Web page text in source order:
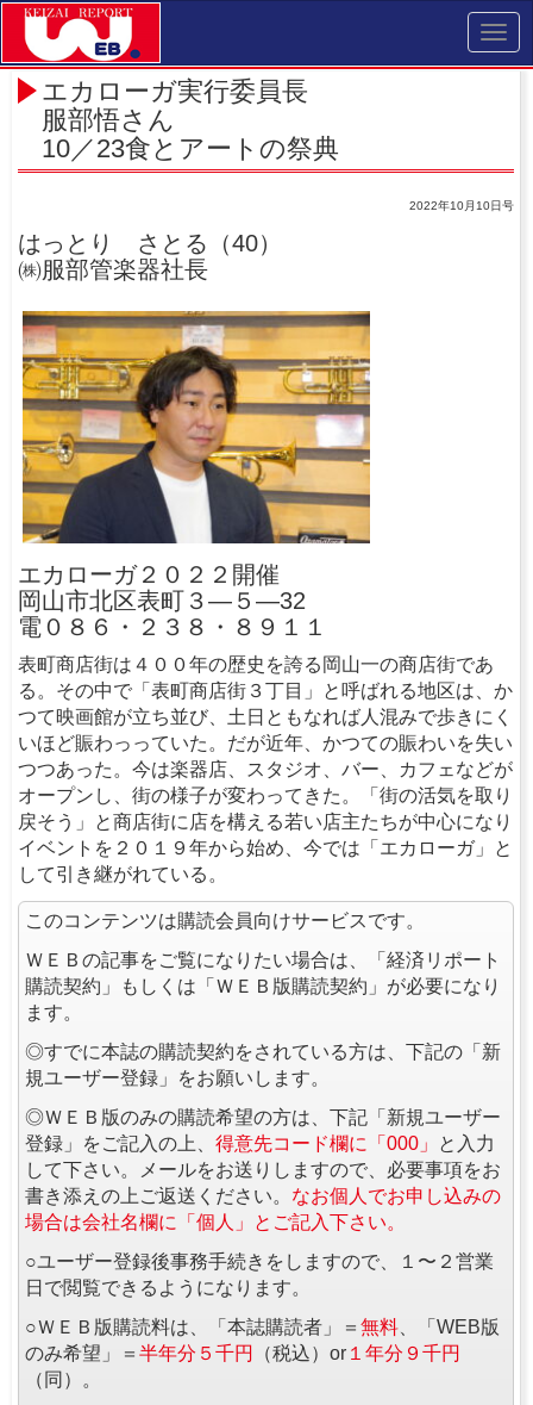
エカローガ実行委員長
服部悟さん
10／23食とアートの祭典
2022年10月10日号
はっとり さとる（40）
㈱服部管楽器社長
エカローガ２０２２開催
岡山市北区表町３―５―32
電０８６・２３８・８９１１
表町商店街は４００年の歴史を誇る岡山一の商店街であ
る。その中で「表町商店街３丁目」と呼ばれる地区は、か
つて映画館が立ち並び、土日ともなれば人混みで歩きにく
いほど賑わっっていた。だが近年、かつての賑わいを失い
つつあった。今は楽器店、スタジオ、バー、カフェなどが
オープンし、街の様子が変わってきた。「街の活気を取り
戻そう」と商店街に店を構える若い店主たちが中心になり
イベントを２０１９年から始め、今では「エカローガ」と
して引き継がれている。
このコンテンツは購読会員向けサービスです。
ＷＥＢの記事をご覧になりたい場合は、「経済リポート
購読契約」もしくは「ＷＥＢ版購読契約」が必要になり
ます。
◎すでに本誌の購読契約をされている方は、下記の「新
規ユーザー登録」をお願いします。
◎ＷＥＢ版のみの購読希望の方は、下記「新規ユーザー
登録」をご記入の上、 得意先コード欄に「000」
と入力
して下さい。メールをお送りしますので、必要事項をお
書き添えの上ご返送ください。 なお個人でお申し込みの
場合は会社名欄に「個人」とご記入下さい。
○ユーザー登録後事務手続きをしますので、１〜２営業
日で閲覧できるようになります。
○ＷＥＢ版購読料は、「本誌購読者」＝ 無料 、「WEB版
のみ希望」＝ 半年分５千円 （税込）or １年分９千円
（同）。